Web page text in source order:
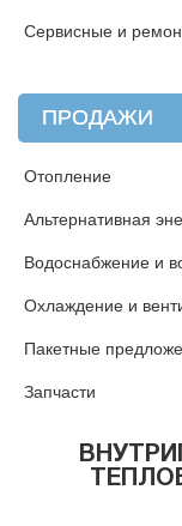
Сервисные и
ПРОДАЖИ
Отопление
Альтернативная
Водоснабжение и
Охлаждение и
Пакетные
Запчасти